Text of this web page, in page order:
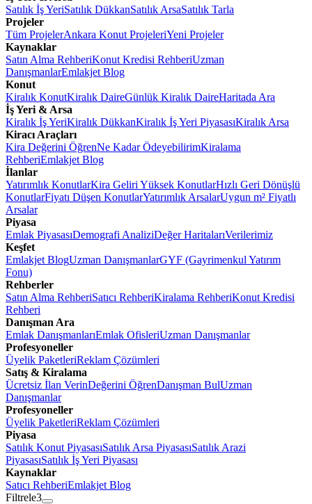
Satılık İş YeriSatılık DükkanSatılık ArsaSatılık Tarla
Projeler
Tüm ProjelerAnkara Konut ProjeleriYeni Projeler
Kaynaklar
Satın Alma RehberiKonut Kredisi RehberiUzman
DanışmanlarEmlakjet Blog
Konut
Kiralık KonutKiralık DaireGünlük Kiralık DaireHaritada Ara
İş Yeri & Arsa
Kiralık İş YeriKiralık DükkanKiralık İş Yeri PiyasasıKiralık Arsa
Kiracı Araçları
Kira Değerini ÖğrenNe Kadar ÖdeyebilirimKiralama
RehberiEmlakjet Blog
İlanlar
Yatırımlık KonutlarKira Geliri Yüksek KonutlarHızlı Geri Dönüşlü
KonutlarFiyatı Düşen KonutlarYatırımlık ArsalarUygun m² Fiyatlı
Arsalar
Piyasa
Emlak PiyasasıDemografi AnaliziDeğer HaritalarıVerilerimiz
Keşfet
Emlakjet BlogUzman DanışmanlarGYF (Gayrimenkul Yatırım
Fonu)
Rehberler
Satın Alma RehberiSatıcı RehberiKiralama RehberiKonut Kredisi
Rehberi
Danışman Ara
Emlak DanışmanlarıEmlak OfisleriUzman Danışmanlar
Profesyoneller
Üyelik PaketleriReklam Çözümleri
Satış & Kiralama
Ücretsiz İlan VerinDeğerini ÖğrenDanışman BulUzman
Danışmanlar
Profesyoneller
Üyelik PaketleriReklam Çözümleri
Piyasa
Satılık Konut PiyasasıSatılık Arsa PiyasasıSatılık Arazi
PiyasasıSatılık İş Yeri Piyasası
Kaynaklar
Satıcı RehberiEmlakjet Blog
Filtrele3